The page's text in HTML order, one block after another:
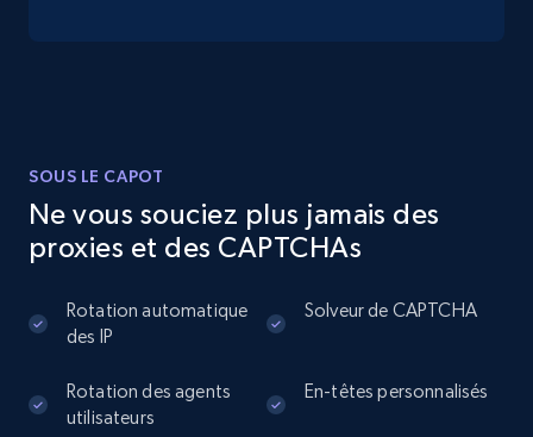
comments, Date posted, Likes, Photos, and
more.
13.2K+ 1.6K+ Essai gratuit
Instagram - Posts - Collects posts from a
SOUS LE CAPOT
Ne vous souciez plus jamais des
proxies et des CAPTCHAs
Rotation automatique
des IP
Solveur de CAPTCHA
Rotation des agents
utilisateurs
En-têtes personnalisés